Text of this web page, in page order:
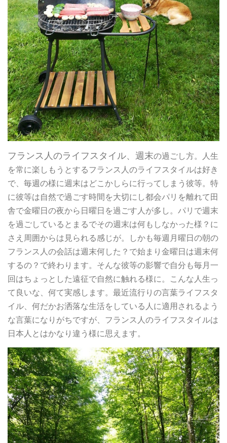
フランス人のライフスタイル、週末の過ごし方。
人生
を常に楽しもうとするフランス人のライフスタイルは好き
で、毎週の様に週末はどこかしらに行ってしまう彼等。特
に彼等は自然で過ごす時間を大切にし都会パリを離れて田
舎で金曜日の夜から日曜日を過ごす人が多し。パリで週末
を過ごしているとまるでその週末は何もしなかった様？に
さえ周囲からは見られる感じが。しかも毎週月曜日の朝の
フランス人の会話は週末何した？で始まり金曜日は週末何
するの？で終わります。そんな彼等の影響で自分も毎月一
回はちょっとした遠征で自然に触れる様に。こんな人生っ
て良いな、何て実感します。最近流行りの言葉ライフスタ
イル、何だかお洒落な生活をしている人に適用されるよう
な言葉になりがちですが、フランス人のライフスタイルは
日本人とはかなり違う様に思えます。